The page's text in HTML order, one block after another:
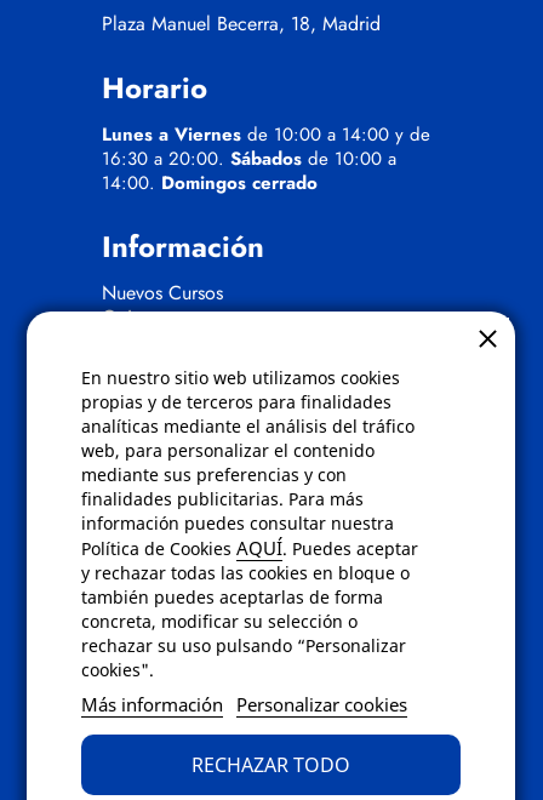
En nuestro sitio web utilizamos cookies
propias y de terceros para finalidades
analíticas mediante el análisis del tráfico
web, para personalizar el contenido
mediante sus preferencias y con
finalidades publicitarias. Para más
información puedes consultar nuestra
Política de CookiesAQUÍ. Puedes aceptar
y rechazar todas las cookies en bloque o
también puedes aceptarlas de forma
concreta, modificar su selección o
rechazar su uso pulsando “Personalizar
cookies".
Más información Personalizar cookies
RECHAZAR TODO
Plaza Manuel Becerra, 18, Madrid
Horario
Lunes a Viernes de 10:00 a 14:00 y de
16:30 a 20:00. Sábados de 10:00 a
14:00. Domingos cerrado
Información
Nuevos Cursos
Quienes somos
Políticas
Condiciones de compra
Aviso de privacidad
Cookies
Bajas comunicados comerciales
Derecho de desistimiento
Preguntas frecuentes
Contacto
Envíanos un email a
bien rellena nuestroformulario de
contacto